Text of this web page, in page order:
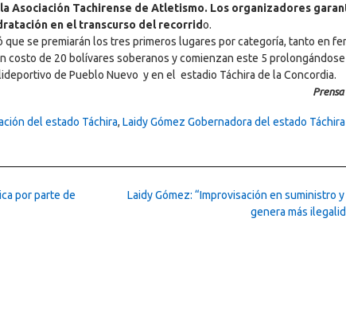
Asociación Tachirense de Atletismo. Los organizadores
en el transcurso del recorrido.
que se premiarán los tres primeros lugares por categoría, tanto en
costo de 20 bolívares soberanos y comienzan este 5
de Pueblo Nuevo y en el estadio Táchira de la Concordia.
del estado Táchira, Laidy Gómez Gobernadora del estado Táchira
Laidy Gómez: “Improvisación en suministro
genera más
por parte de